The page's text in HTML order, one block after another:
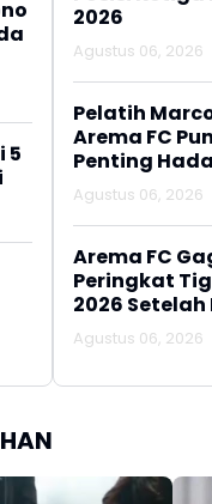
5
2026
Agustus 06, 2026
Pelatih
Arema FC
Penting
Agustus 06, 2026
Arema FC
Peringkat
2026
Persija
Agustus 06, 2026